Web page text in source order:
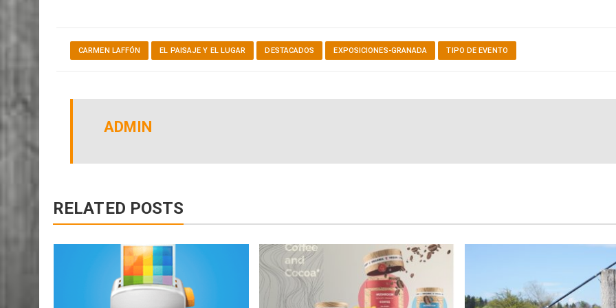
CARMEN LAFFÓN EL PAISAJE Y EL LUGAR DESTACADOS EXPOSICIONES-GRANADA TIPO DE EVENTO
ADMIN
RELATED POSTS